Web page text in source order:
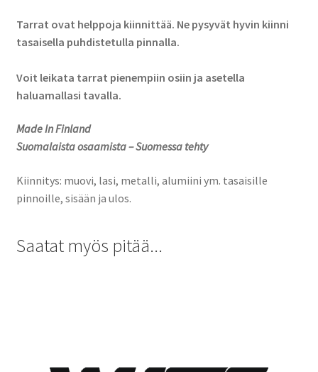
Tarrat ovat helppoja kiinnittää. Ne pysyvät hyvin kiinni
tasaisella puhdistetulla pinnalla.
Voit leikata tarrat pienempiin osiin ja asetella
haluamallasi tavalla.
Made In Finland
Suomalaista osaamista – Suomessa tehty
Kiinnitys: muovi, lasi, metalli, alumiini ym. tasaisille
pinnoille, sisään ja ulos.
Saatat myös pitää...